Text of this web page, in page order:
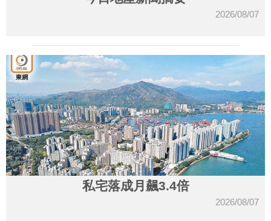
2026/08/07
私宅落成月飆3.4倍
2026/08/07